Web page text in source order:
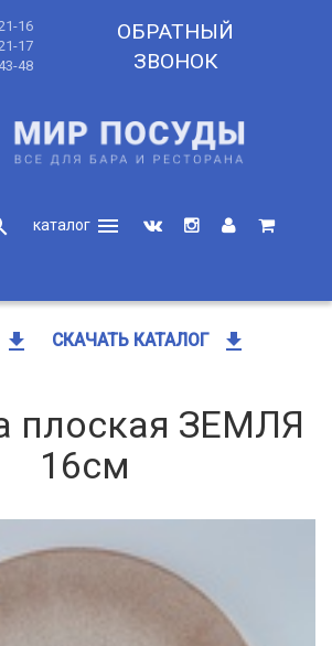
16
17
48
ОБРАТНЫЙ
ЗВОНОК
menu
get_app СКАЧАТЬ КАТАЛОГ get_app
плоская ЗЕМЛЯ
16см